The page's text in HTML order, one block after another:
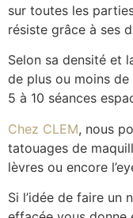
sur toutes les
résiste grâce à ses
Selon sa densité et
de plus ou moins
5 à 10 séances
Chez CLEM, nous
tatouages de
lèvres ou encore
Si l’idée de faire un